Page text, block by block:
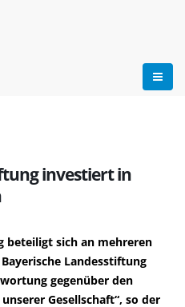
investiert in
beteiligt sich an mehreren
Landesstiftung
gegenüber den
Gesellschaft“, so der